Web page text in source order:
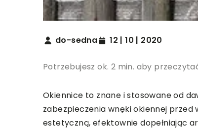
do-sedna 12 | 10 | 2020
Potrzebujesz ok. 2 min. aby
Okiennice to znane i stosowane od
zabezpieczenia wnęki okiennej
estetyczną, efektownie dopełniając